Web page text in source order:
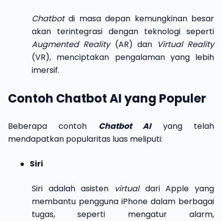
Chatbotdi masa depan kemungkinan besar
akan terintegrasi dengan teknologi seperti
Augmented Reality(AR) dan Virtual Reality
(VR), menciptakan pengalaman yang lebih
imersif.
Contoh Chatbot AI yang Populer
Beberapa contoh Chatbot AIyang telah
mendapatkan popularitas luas meliputi:
● Siri
Siri adalah asisten virtualdari Apple yang
membantu pengguna iPhone dalam berbagai
tugas, seperti mengatur alarm,